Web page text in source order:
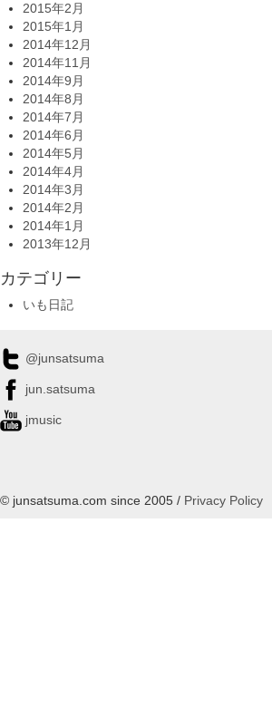
2015年2月
2015年1月
2014年12月
2014年11月
2014年9月
2014年8月
2014年7月
2014年6月
2014年5月
2014年4月
2014年3月
2014年2月
2014年1月
2013年12月
カテゴリー
いも日記
@junsatsuma
jun.satsuma
jmusic
© junsatsuma.com since 2005 / Privacy Policy